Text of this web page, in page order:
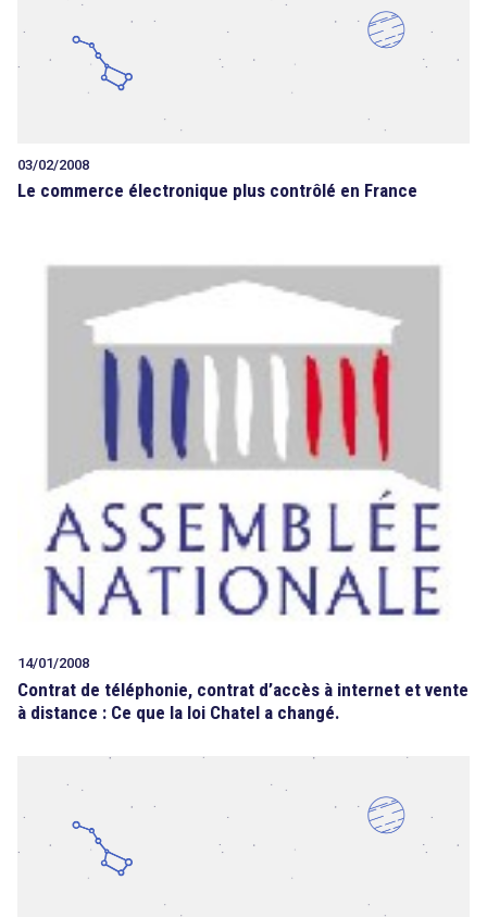
03/02/2008
Le commerce électronique plus contrôlé en France
14/01/2008
Contrat de téléphonie, contrat d’accès à internet et vente
à distance : Ce que la loi Chatel a changé.